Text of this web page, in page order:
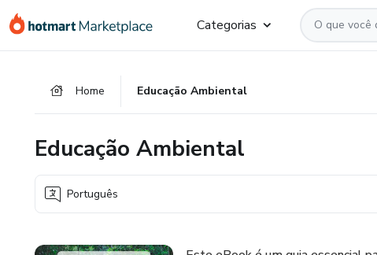
para
para
para
Categorias
Home Educação Ambiental
Educação Ambiental
Português